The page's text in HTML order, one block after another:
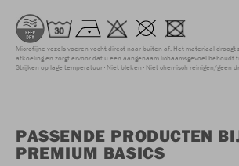
Microfijne vezels voeren vocht direct naar buiten af. Het materiaal droogt
afkoeling en zorgt ervoor dat u een aangenaam lichaamsgevoel behoudt
Strijken op lage temperatuur Niet bleken Niet chemisch reinigen/geen
PASSENDE PRODUCTEN
PREMIUM BASICS